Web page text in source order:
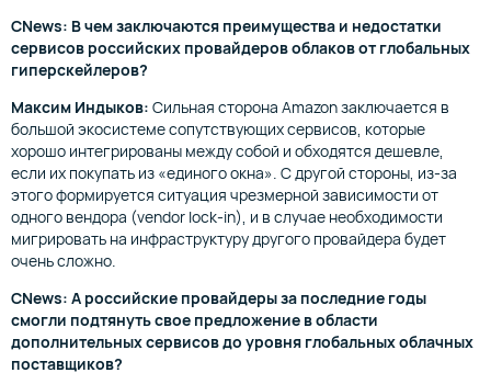
СNews: В чем заключаются преимущества и недостатки
сервисов российских провайдеров облаков от глобальных
гиперскейлеров?
Максим Индыков: Сильная сторона Amazon заключается в
большой экосистеме сопутствующих сервисов, которые
хорошо интегрированы между собой и обходятся дешевле,
если их покупать из «единого окна». С другой стороны, из-за
этого формируется ситуация чрезмерной зависимости от
одного вендора (vendor lock-in), и в случае необходимости
мигрировать на инфраструктуру другого провайдера будет
очень сложно.
CNews: А российские провайдеры за последние годы
смогли подтянуть свое предложение в области
дополнительных сервисов до уровня глобальных облачных
поставщиков?